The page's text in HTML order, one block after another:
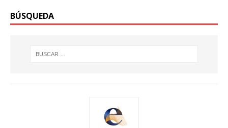
BÚSQUEDA